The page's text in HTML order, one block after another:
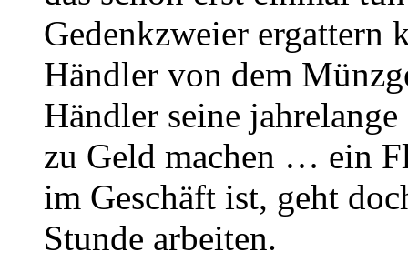
Gedenkzweier ergattern
Händler von dem
Händler seine
zu Geld machen … ein
im Geschäft ist, geht
Stunde arbeiten.